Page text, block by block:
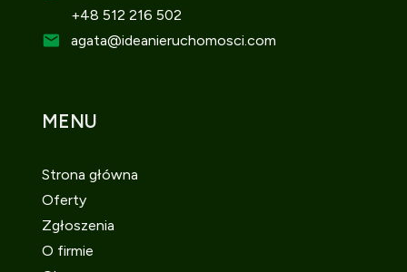
+48 512 216 502
agata@ideanieruchomosci.com
MENU
Strona główna
Oferty
Zgłoszenia
O firmie